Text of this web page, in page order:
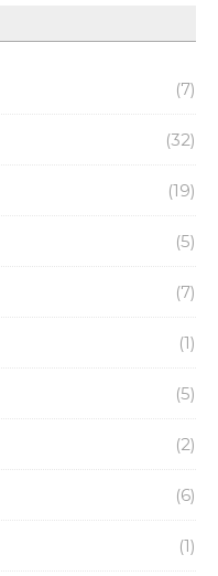
(7)
(32)
(19)
(5)
(7)
(1)
(5)
(2)
(6)
(1)